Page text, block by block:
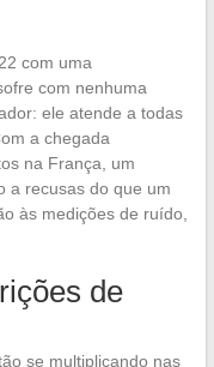
com uma
com nenhuma
ele atende a todas
a chegada
na França, um
a recusas do que um
às medições de ruído,
de
se multiplicando nas